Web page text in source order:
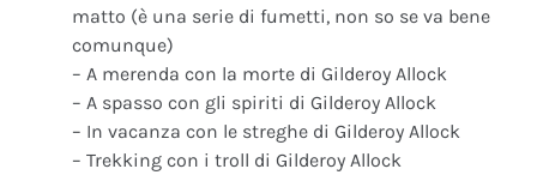
matto (è una serie di fumetti, non so se va bene
comunque)
– A merenda con la morte di Gilderoy Allock
– A spasso con gli spiriti di Gilderoy Allock
– In vacanza con le streghe di Gilderoy Allock
– Trekking con i troll di Gilderoy Allock